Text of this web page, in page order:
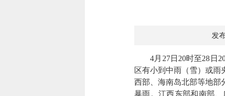
发
4月27日20时至28日20
区有小到中雨（雪）或
西部、海南岛北部等地部
暴雨。江西东部和南部